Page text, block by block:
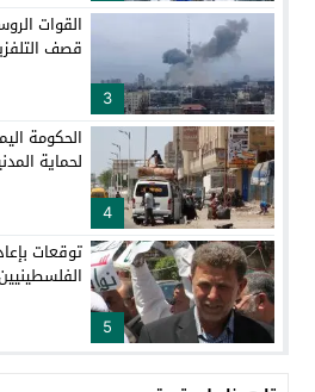
3
القوات
قصف
4
الحكومة
لحماية
5
توقعات